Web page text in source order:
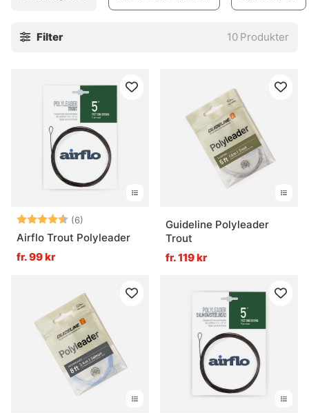
Filter 10 Produkter
Betyg: (6)
4.5 utav 5 stjärnor
Airflo Trout Polyleader
fr. 99 kr
Guideline Polyleader
Trout
fr. 119 kr